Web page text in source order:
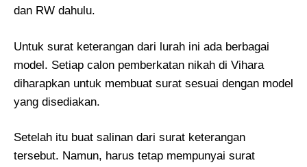
dan RW dahulu.
Untuk surat keterangan dari lurah ini ada berbagai
model. Setiap calon pemberkatan nikah di Vihara
diharapkan untuk membuat surat sesuai dengan model
yang disediakan.
Setelah itu buat salinan dari surat keterangan
tersebut. Namun, harus tetap mempunyai surat